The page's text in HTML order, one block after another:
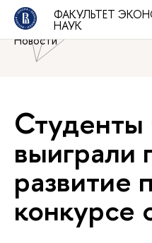
ФАКУЛЬТЕТ
НАУК
Национальный
школа экономики»
Новости
выиграли
развитие
конкурсе